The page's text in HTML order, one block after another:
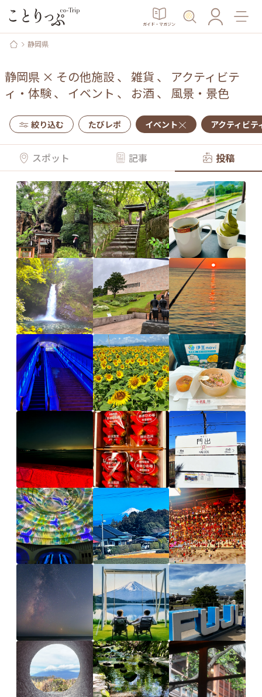
ガイド・マガジン
静岡県
静岡県 × その他施設、 雑貨 、 アクティビテ
ィ・体験、 イベント 、 お酒 、 風景・景色
絞り込む たびレポ イベント アクティビテ
スポット 記事 投稿